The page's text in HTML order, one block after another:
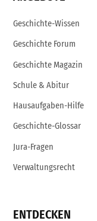
Geschichte-Wissen
Geschichte Forum
Geschichte Magazin
Schule & Abitur
Hausaufgaben-Hilfe
Geschichte-Glossar
Jura-Fragen
Verwaltungsrecht
ENTDECKEN